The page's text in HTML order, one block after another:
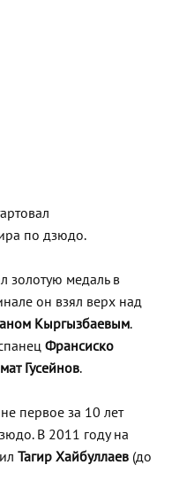
по дзюдо.
золотую медаль в
он взял верх над
Кыргызбаевым.
Франсиско
Гусейнов.
первое за 10 лет
В 2011 году на
Тагир Хайбуллаев (до